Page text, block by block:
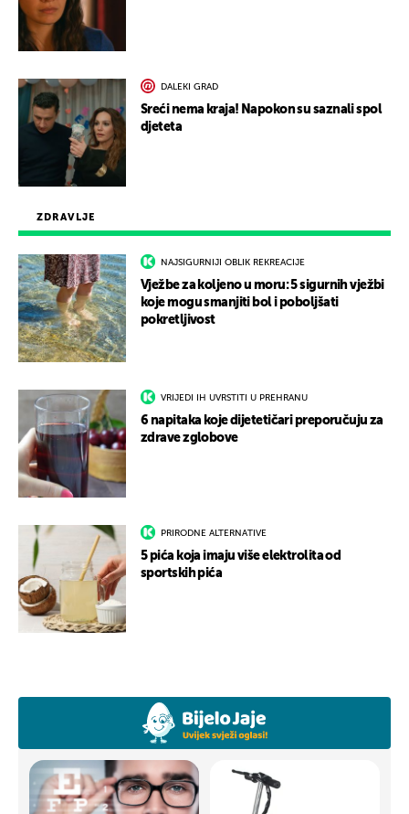
ZDRAVLJE
NAJSIGURNIJI OBLIK REKREACIJE
Vježbe za koljeno u moru: 5 sigurnih vježbi
koje mogu smanjiti bol i poboljšati
pokretljivost
VRIJEDI IH UVRSTITI U PREHRANU
6 napitaka koje dijetetičari preporučuju za
zdrave zglobove
PRIRODNE ALTERNATIVE
5 pića koja imaju više elektrolita od
sportskih pića
DALEKI GRAD
Sreći nema kraja! Napokon su saznali spol
djeteta